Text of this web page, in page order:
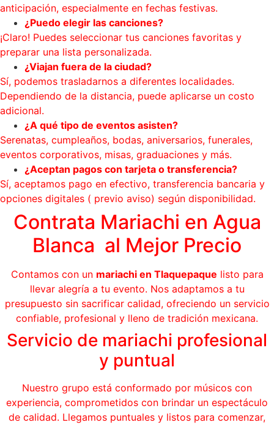
anticipación, especialmente en fechas festivas.
¿Puedo elegir las canciones?
¡Claro! Puedes seleccionar tus canciones favoritas y
preparar una lista personalizada.
¿Viajan fuera de la ciudad?
Sí, podemos trasladarnos a diferentes localidades.
Dependiendo de la distancia, puede aplicarse un costo
adicional.
¿A qué tipo de eventos asisten?
Serenatas, cumpleaños, bodas, aniversarios, funerales,
eventos corporativos, misas, graduaciones y más.
¿Aceptan pagos con tarjeta o transferencia?
Sí, aceptamos pago en efectivo, transferencia bancaria y
opciones digitales ( previo aviso) según disponibilidad.
Contrata Mariachi en Agua
Blanca al Mejor Precio
Contamos con un mariachi en Tlaquepaque listo para
llevar alegría a tu evento. Nos adaptamos a tu
presupuesto sin sacrificar calidad, ofreciendo un servicio
confiable, profesional y lleno de tradición mexicana.
Servicio de mariachi profesional
y puntual
Nuestro grupo está conformado por músicos con
experiencia, comprometidos con brindar un espectáculo
de calidad. Llegamos puntuales y listos para comenzar,